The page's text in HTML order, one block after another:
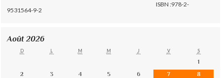
ISBN :978-2-
9531564-9-2
Août 2026
D L M M J V S
1
2
3 4 5 6 7
8